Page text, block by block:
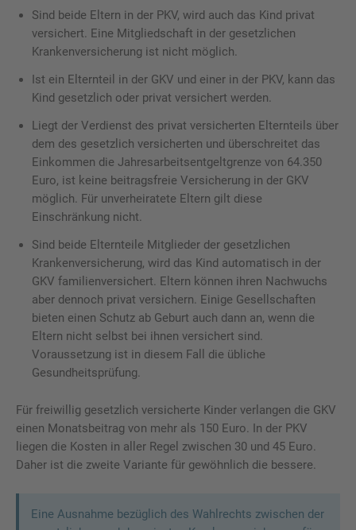
Sind beide Eltern in der PKV, wird auch das Kind privat
versichert. Eine Mitgliedschaft in der gesetzlichen
Krankenversicherung ist nicht möglich.
Ist ein Elternteil in der GKV und einer in der PKV, kann das
Kind gesetzlich oder privat versichert werden.
Liegt der Verdienst des privat versicherten Elternteils über
dem des gesetzlich versicherten und überschreitet das
Einkommen die Jahresarbeitsentgeltgrenze von 64.350
Euro, ist keine beitragsfreie Versicherung in der GKV
möglich. Für unverheiratete Eltern gilt diese
Einschränkung nicht.
Sind beide Elternteile Mitglieder der gesetzlichen
Krankenversicherung, wird das Kind automatisch in der
GKV familienversichert. Eltern können ihren Nachwuchs
aber dennoch privat versichern. Einige Gesellschaften
bieten einen Schutz ab Geburt auch dann an, wenn die
Eltern nicht selbst bei ihnen versichert sind.
Voraussetzung ist in diesem Fall die übliche
Gesundheitsprüfung.
Für freiwillig gesetzlich versicherte Kinder verlangen die GKV
einen Monatsbeitrag von mehr als 150 Euro. In der PKV
liegen die Kosten in aller Regel zwischen 30 und 45 Euro.
Daher ist die zweite Variante für gewöhnlich die bessere.
Eine Ausnahme bezüglich des Wahlrechts zwischen der